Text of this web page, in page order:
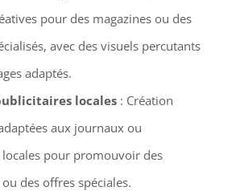
pour des magazines ou des
avec des visuels percutants
adaptés.
locales: Création
aux journaux ou
pour promouvoir des
des offres spéciales.